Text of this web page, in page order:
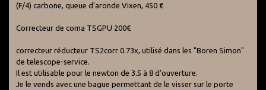
(F/4) carbone, queue d'aronde Vixen, 450 €
Correcteur de coma TSGPU 200€
correcteur réducteur TS2corr 0.73x, utilisé dans les "Boren Simon"
de telescope-service.
Il est utilisable pour le newton de 3.5 à 8 d'ouverture.
Je le vends avec une bague permettant de le visser sur le porte